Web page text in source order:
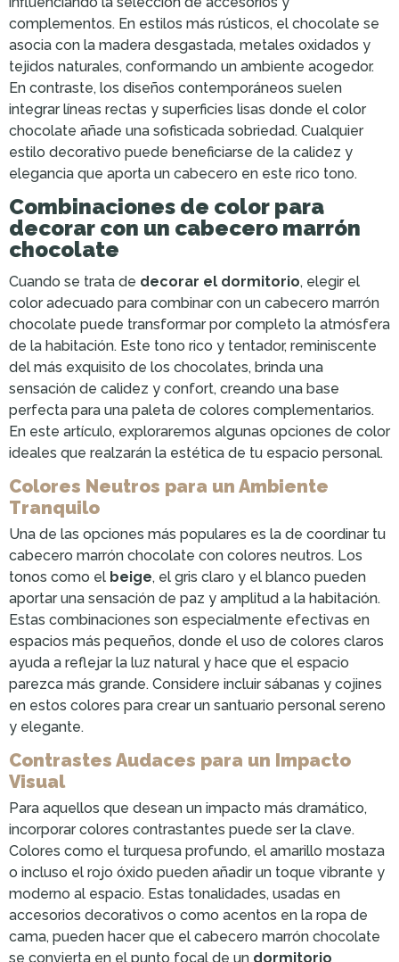
complementos. En estilos más rústicos, el chocolate se
asocia con la madera desgastada, metales oxidados y
tejidos naturales, conformando un ambiente acogedor.
En contraste, los diseños contemporáneos suelen
integrar líneas rectas y superficies lisas donde el color
chocolate añade una sofisticada sobriedad. Cualquier
estilo decorativo puede beneficiarse de la calidez y
elegancia que aporta un cabecero en este rico tono.
Combinaciones de color para
decorar con un cabecero marrón
chocolate
Cuando se trata de decorar el dormitorio, elegir el
color adecuado para combinar con un cabecero marrón
chocolate puede transformar por completo la atmósfera
de la habitación. Este tono rico y tentador, reminiscente
del más exquisito de los chocolates, brinda una
sensación de calidez y confort, creando una base
perfecta para una paleta de colores complementarios.
En este artículo, exploraremos algunas opciones de color
ideales que realzarán la estética de tu espacio personal.
Colores Neutros para un Ambiente
Tranquilo
Una de las opciones más populares es la de coordinar tu
cabecero marrón chocolate con colores neutros. Los
tonos como el beige, el gris claro y el blanco pueden
aportar una sensación de paz y amplitud a la habitación.
Estas combinaciones son especialmente efectivas en
espacios más pequeños, donde el uso de colores claros
ayuda a reflejar la luz natural y hace que el espacio
parezca más grande. Considere incluir sábanas y cojines
en estos colores para crear un santuario personal sereno
y elegante.
Contrastes Audaces para un Impacto
Visual
Para aquellos que desean un impacto más dramático,
incorporar colores contrastantes puede ser la clave.
Colores como el turquesa profundo, el amarillo mostaza
o incluso el rojo óxido pueden añadir un toque vibrante y
moderno al espacio. Estas tonalidades, usadas en
accesorios decorativos o como acentos en la ropa de
cama, pueden hacer que el cabecero marrón chocolate
se convierta en el punto focal de un dormitorio